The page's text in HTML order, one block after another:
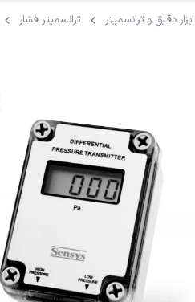
اتوماسیون
ابزار دقیق و ترانسمیتر
تجهیزات کنترلر
لوازم اندازه گیری
لیمیت سوئیچ
ابزار دقیق و ترانسمیتر ترانسمیتر فشار